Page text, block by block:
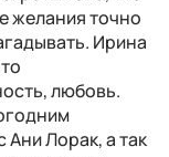
желания точно
Ирина
любовь.
Ани Лорак, а так